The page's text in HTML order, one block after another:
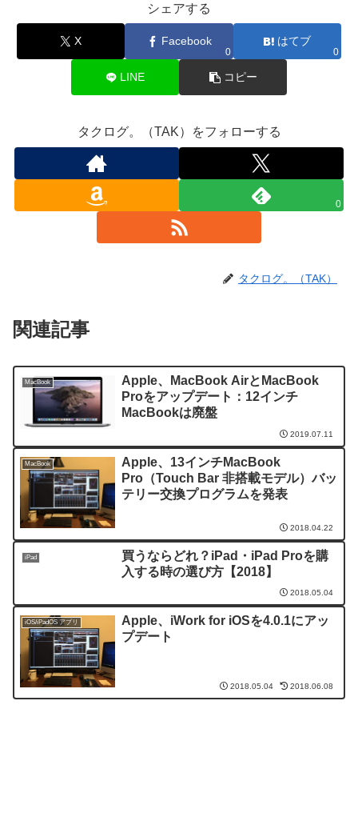
シェアする
X Facebook
0
はてブ
0
LINE コピー
タクログ。（TAK）をフォローする
0
タクログ。（TAK）
関連記事
MacBook
Apple、MacBook AirとMacBook
Proをアップデート：12インチ
MacBookは廃盤
2019.07.11
MacBook
Apple、13インチMacBook
Pro（Touch Bar 非搭載モデル）バッ
テリー交換プログラムを発表
2018.04.22
iPad
買うならどれ？iPad・iPad Proを購
入する時の選び方【2018】
2018.05.04
iOS/iPadOS アプリ
Apple、iWork for iOSを4.0.1にアッ
プデート
2018.05.04 2018.06.08